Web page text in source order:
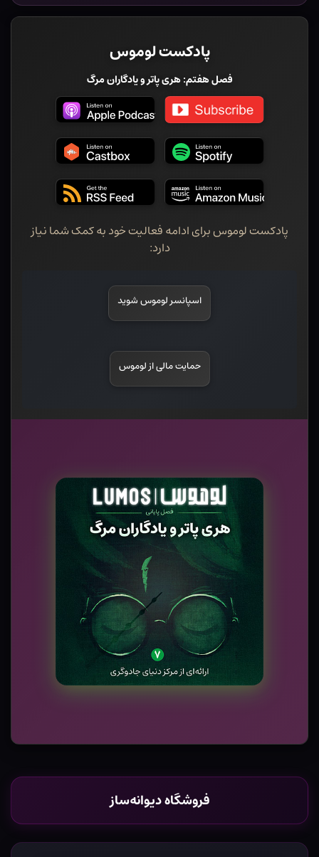
پادکست لوموس
فصل هفتم: هری پاتر و یادگاران مرگ
پادکست لوموس برای ادامه فعالیت خود به کمک شما نیاز
دارد:
اسپانسر لوموس شوید
حمایت مالی از لوموس
فروشگاه دیوانه‌ساز